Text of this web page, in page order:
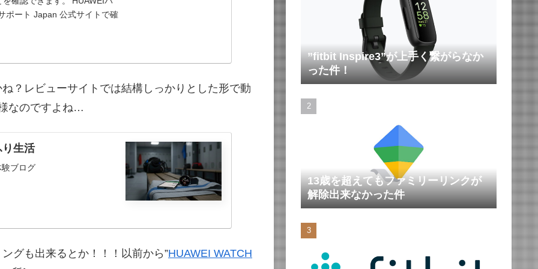
ポート Japan 公式サイトで確
？レビューサイトでは結構しっかりとした形で動
なのですよね…
生活
ブログ
グも出来るとか！！！以前から”HUAWEI WATCH
”fitbit Inspire3”が上手く繋がらなか
った件！
13歳を超えてもファミリーリンクが
解除出来なかった件